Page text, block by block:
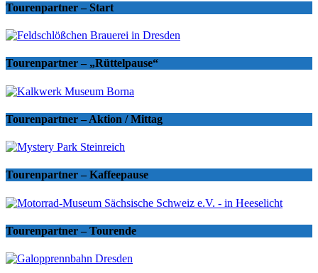
Tourenpartner – Start
Tourenpartner – „Rüttelpause“
Tourenpartner – Aktion / Mittag
Tourenpartner – Kaffeepause
Tourenpartner – Tourende